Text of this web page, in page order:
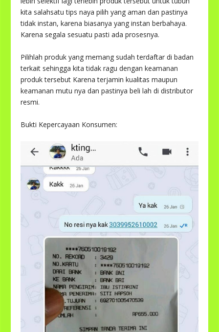
kita salahsatu tips naya pilih yang aman dan pastinya
tidak instan, karena biasanya yang instan berbahaya.
Karena segala sesuatu pasti ada prosesnya.
Pilihlah produk yang memang sudah terdaftar di badan
terkait sehingga kita tidak ragu dengan keamanan
produk tersebut Karena terjamin kualitas maupun
keamanan mutu nya dan pastinya beli lah di distributor
resmi.
Bukti Kepercayaan Konsumen: